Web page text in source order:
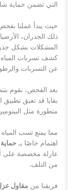
التي تضمن حماية
حيث يبدأ عملنا
ذلك الجدران،
المشكلات بشكل
كشف تسربات
عن التسربات
بعد الفحص، نقوم
بقايا قد تعيق تطبيق
متطورة مثل
مما يمنع تسب المياه
اهتمام خاصًا بـ
عازلة مخصصة على
من التلف.
فريقنا من مقاول